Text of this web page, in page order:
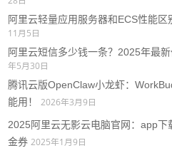
阿里云轻量应用服务器和ECS性能区
11月5日
阿里云短信多少钱一条？2025年最
年5月30日
腾讯云版OpenClaw小龙虾：
能用！
2026年3月9日
2025阿里云无影云电脑官网：app下
金券 2025年1月9日